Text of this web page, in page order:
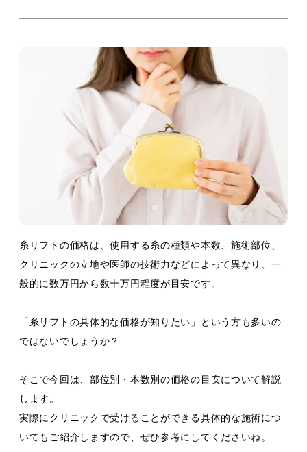
糸リフトの価格は、使用する糸の種類や本数、施術部位、
クリニックの立地や医師の技術力などによって異なり、一
般的に数万円から数十万円程度が目安です。
「糸リフトの具体的な価格が知りたい」という方も多いの
ではないでしょうか？
そこで今回は、部位別・本数別の価格の目安について解説
します。
実際にクリニックで受けることができる具体的な施術につ
いてもご紹介しますので、ぜひ参考にしてくださいね。